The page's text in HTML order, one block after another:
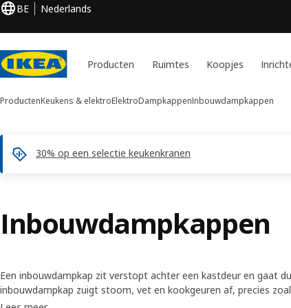
BE Nederlands
Producten Ruimtes Koopjes
ProductenKeukens & elektroElektroDampkappenInbouwdampkappen
30% op een selectie keukenkranen
Inbouwdampkappen
Een inbouwdampkap zit verstopt achter een kastdeur en gaat
inbouwdampkap zuigt stoom, vet en kookgeuren af, precies
meeste modellen kun je kiezen tussen een koolstoffilter (voor